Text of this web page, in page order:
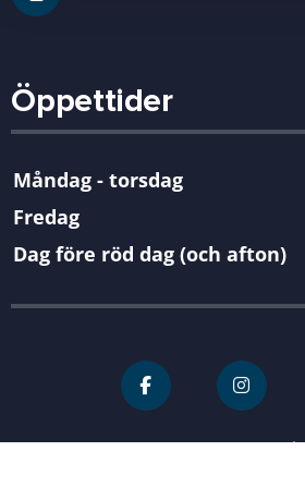
Öppettider
Måndag - torsdag
Fredag
Dag före röd dag (och afton)
För personal